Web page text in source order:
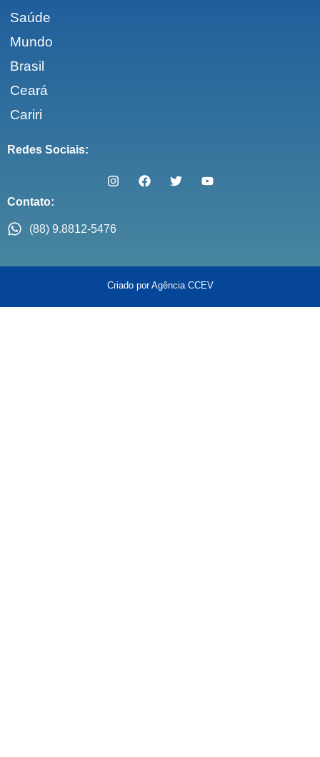
Saúde
Mundo
Brasil
Ceará
Cariri
Redes Sociais:
Contato:
(88) 9.8812-5476
Criado por Agência CCEV